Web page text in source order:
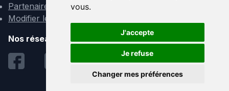
vous.
J'accepte
Je refuse
Changer mes préférences
Partenaires
Modifier les cookies
Nos réseaux sociaux :